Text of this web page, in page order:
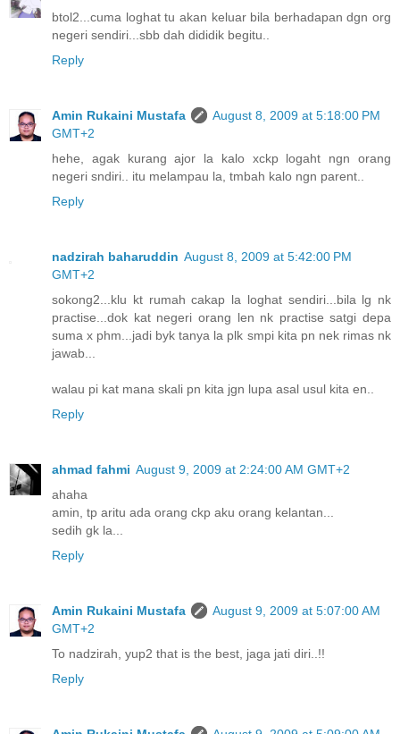
btol2...cuma loghat tu akan keluar bila berhadapan dgn org
negeri sendiri...sbb dah dididik begitu..
Reply
Amin Rukaini Mustafa
August 8, 2009 at 5:18:00 PM
GMT+2
hehe, agak kurang ajor la kalo xckp logaht ngn orang
negeri sndiri.. itu melampau la, tmbah kalo ngn parent..
Reply
nadzirah baharuddin August 8, 2009 at 5:42:00 PM
GMT+2
sokong2...klu kt rumah cakap la loghat sendiri...bila lg nk
practise...dok kat negeri orang len nk practise satgi depa
suma x phm...jadi byk tanya la plk smpi kita pn nek rimas nk
jawab...
walau pi kat mana skali pn kita jgn lupa asal usul kita en..
Reply
ahmad fahmi August 9, 2009 at 2:24:00 AM GMT+2
ahaha
amin, tp aritu ada orang ckp aku orang kelantan...
sedih gk la...
Reply
Amin Rukaini Mustafa
August 9, 2009 at 5:07:00 AM
GMT+2
To nadzirah, yup2 that is the best, jaga jati diri..!!
Reply